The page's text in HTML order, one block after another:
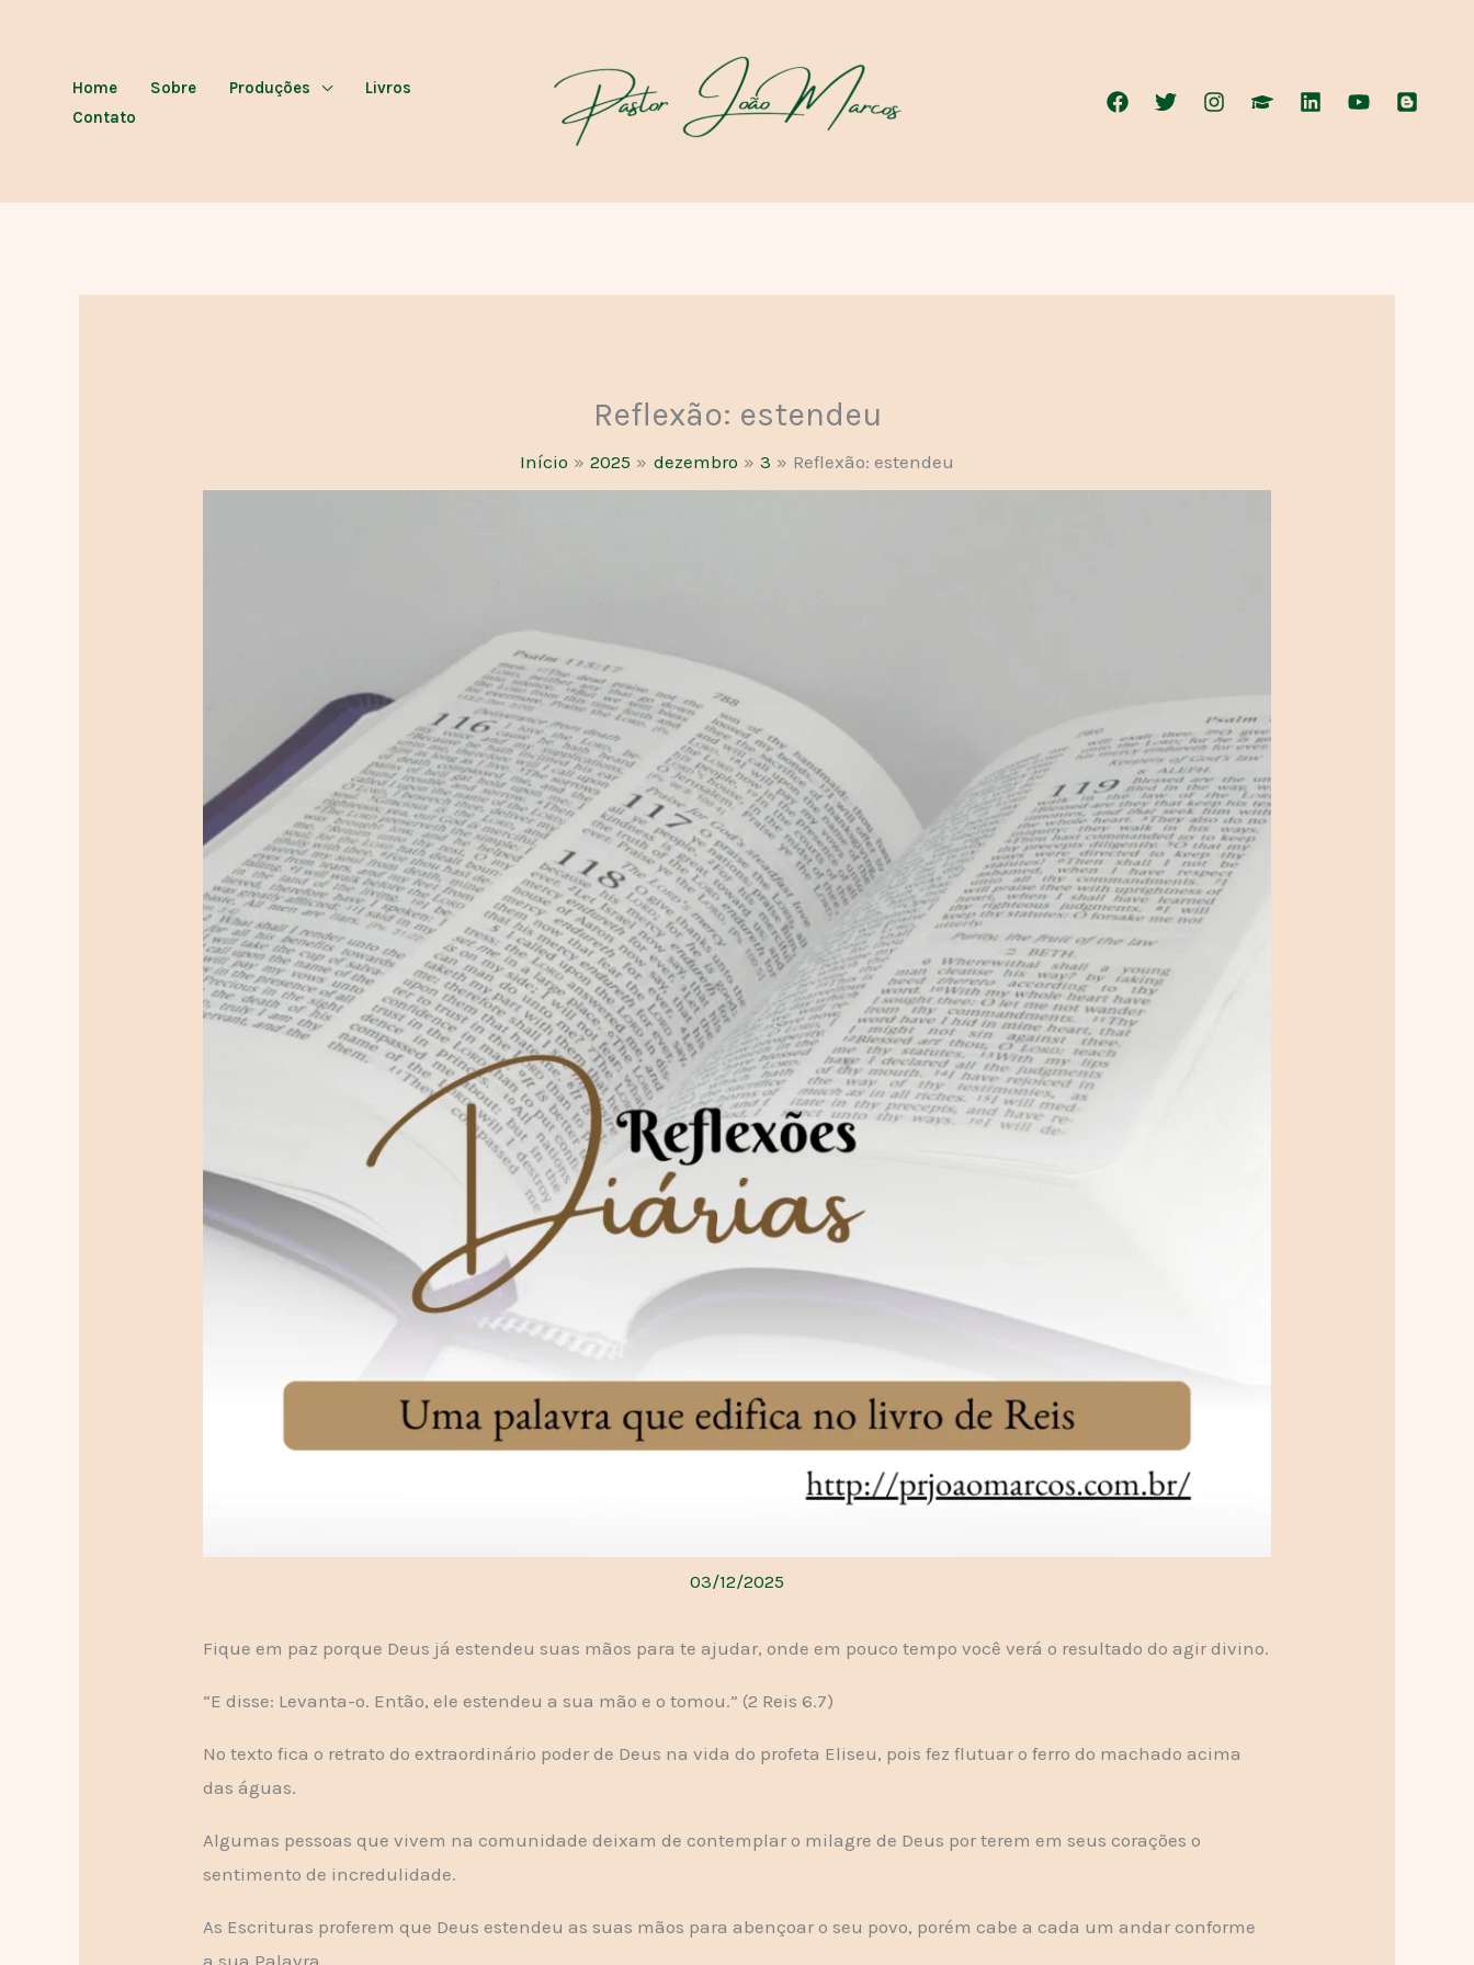
conteúdo
Home Sobre Produções
Livros
Contato
Reflexão: estendeu
Início 2025 dezembro 3 Reflexão: estendeu
03/12/2025
Fique em paz porque Deus já estendeu suas mãos para te ajudar, onde em pouco tempo você verá o resultado do agir divino.
“E disse: Levanta-o. Então, ele estendeu a sua mão e o tomou.” (2 Reis 6.7)
No texto fica o retrato do extraordinário poder de Deus na vida do profeta Eliseu, pois fez flutuar o ferro do machado acima
das águas.
Algumas pessoas que vivem na comunidade deixam de contemplar o milagre de Deus por terem em seus corações o
sentimento de incredulidade.
As Escrituras proferem que Deus estendeu as suas mãos para abençoar o seu povo, porém cabe a cada um andar conforme